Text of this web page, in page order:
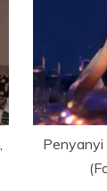
Penyanyi